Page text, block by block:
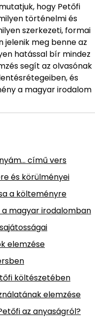
hogy Petőfi
történelmi és
szerkezeti, formai
jelenik meg benne az
hatással bír mindez
segít az olvasónak
és
a magyar irodalom
című vers
és körülményei
a költeményre
magyar irodalomban
elemzése
költészetében
elemzése
az anyaságról?